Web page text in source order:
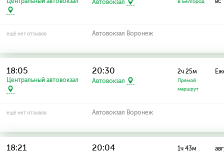
Автовокзал В Белгород
ещё нет отзывов Автовокзал Воронеж
18:05
Центральный автовокзал
20:30
Автовокзал
2ч 25м
Прямой
маршрут
ещё нет отзывов Автовокзал Воронеж
18:21 20:04 1ч 43м